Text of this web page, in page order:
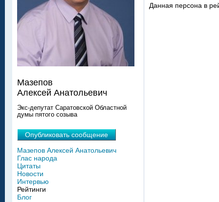
Данная персона в
Мазепов
Алексей Анатольевич
Экс-депутат Саратовской Областной
думы пятого созыва
Опубликовать сообщение
Мазепов Алексей Анатольевич
Глас народа
Цитаты
Новости
Интервью
Рейтинги
Блог